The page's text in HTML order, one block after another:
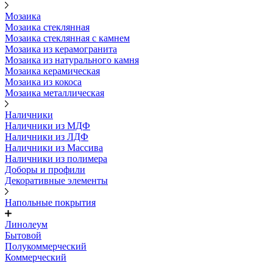
Мозаика
Мозаика стеклянная
Мозаика стеклянная с камнем
Мозаика из керамогранита
Мозаика из натурального камня
Мозаика керамическая
Мозаика из кокоса
Мозаика металлическая
Наличники
Наличники из МДФ
Наличники из ЛДФ
Наличники из Массива
Наличники из полимера
Доборы и профили
Декоративные элементы
Напольные покрытия
Линолеум
Бытовой
Полукоммерческий
Коммерческий